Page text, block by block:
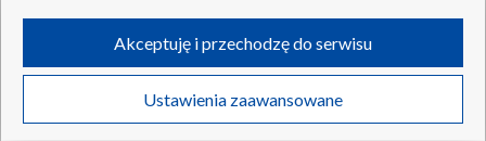
Informacje o nadawcy
Program dla prasy
Ogłoszenie przetargowe
Kanały
©2026 Telewizja Polska S.A. w likwidacji
ruchu w Internecie.
Twoje dane osobowe zbierane podczas odwiedzania przez Ciebie
poszczególnych serwisówna Portalu, takie jak adresy IP, identyfikatory
Ustawienia zaawansowane
Akceptuję i przechodzę do serwisu